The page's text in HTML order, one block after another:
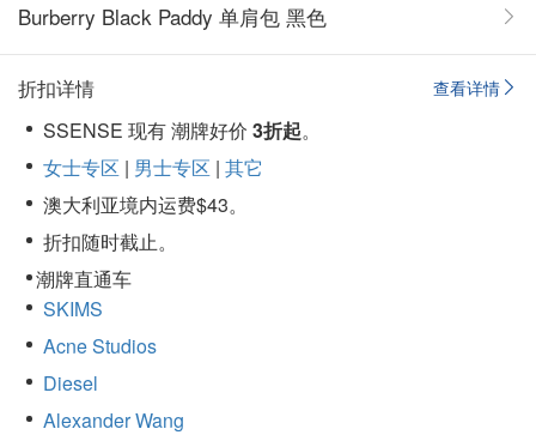
Burberry Black Paddy 单肩包 黑色
查看详情
折扣详情
SSENSE 现有 潮牌好价 3折起。
女士专区 | 男士专区 | 其它
澳大利亚境内运费$43。
折扣随时截止。
潮牌直通车
SKIMS
Acne Studios
Diesel
Alexander Wang